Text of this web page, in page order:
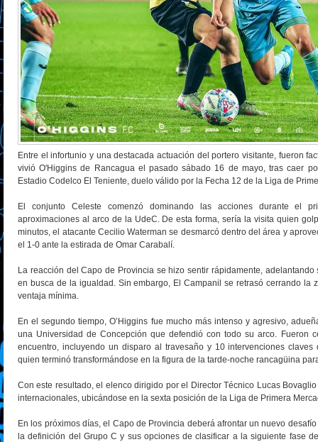
Entre el infortunio y una destacada actuación del portero visitante, fueron
vivió O'Higgins de Rancagua el pasado sábado 16 de mayo, tras caer
Estadio Codelco El Teniente, duelo válido por la Fecha 12 de la Liga de
El conjunto Celeste comenzó dominando las acciones durante el
aproximaciones al arco de la UdeC. De esta forma, sería la visita quien
minutos, el atacante Cecilio Waterman se desmarcó dentro del área y
el 1-0 ante la estirada de Omar Carabalí.
La reacción del Capo de Provincia se hizo sentir rápidamente,
en busca de la igualdad. Sin embargo, El Campanil se retrasó cerrando la
ventaja mínima.
En el segundo tiempo, O’Higgins fue mucho más intenso y agresivo,
una Universidad de Concepción que defendió con todo su arco. Fueron
encuentro, incluyendo un disparo al travesaño y 10 intervenciones
quien terminó transformándose en la figura de la tarde-noche rancagüina
Con este resultado, el elenco dirigido por el Director Técnico Lucas
internacionales, ubicándose en la sexta posición de la Liga de Primera
En los próximos días, el Capo de Provincia deberá afrontar un nuevo
la definición del Grupo C y sus opciones de clasificar a la siguiente fase